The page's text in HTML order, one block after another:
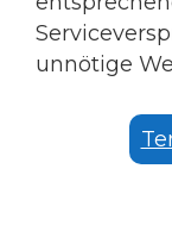
unnötige